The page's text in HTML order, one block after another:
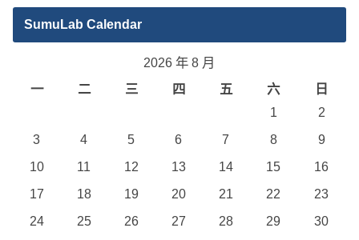
SumuLab Calendar
2026 年 8 月
一
二 三 四 五 六
日
1
2
3
4 5 6 7 8
9
10
11 12 13 14 15
16
17
18 19 20 21 22
23
24
25 26 27 28 29
30